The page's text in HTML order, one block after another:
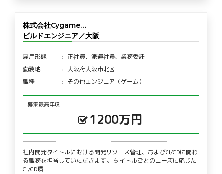
株式会社Cygame…
ビルドエンジニア／大阪
雇用形態
正社員、派遣社員、業務委託
勤務地
大阪府大阪市北区
職種
その他エンジニア（ゲーム）
募集最高年収
1200万円
社内開発タイトルにおける開発リソース管理、およびCI/CDに関わ
る職務を担当していただきます。 タイトルごとのニーズに応じた
CI/CD環…